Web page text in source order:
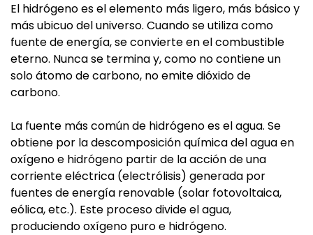
El hidrógeno es el elemento más ligero, más básico y
más ubicuo del universo. Cuando se utiliza como
fuente de energía, se convierte en el combustible
eterno. Nunca se termina y, como no contiene un
solo átomo de carbono, no emite dióxido de
carbono.
La fuente más común de hidrógeno es el agua. Se
obtiene por la descomposición química del agua en
oxígeno e hidrógeno partir de la acción de una
corriente eléctrica (electrólisis) generada por
fuentes de energía renovable (solar fotovoltaica,
eólica, etc.). Este proceso divide el agua,
produciendo oxígeno puro e hidrógeno.